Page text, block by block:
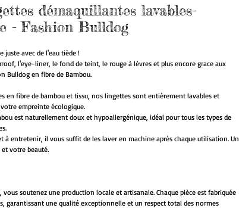
démaquillantes lavables-
- Fashion Bulldog
juste avec de l'eau tiède !
l'eye-liner, le fond de teint, le rouge à lèvres et plus encore grace aux
Bulldog en fibre de Bambou.
en fibre de bambou et tissu, nos lingettes sont entièrement lavables et
empreinte écologique.
est naturellement doux et hypoallergénique, idéal pour tous les types de
à entretenir, il vous suffit de les laver en machine après chaque utilisation. Un
votre beauté.
soutenez une production locale et artisanale. Chaque pièce est fabriquée
garantissant une qualité exceptionnelle et un respect total des normes